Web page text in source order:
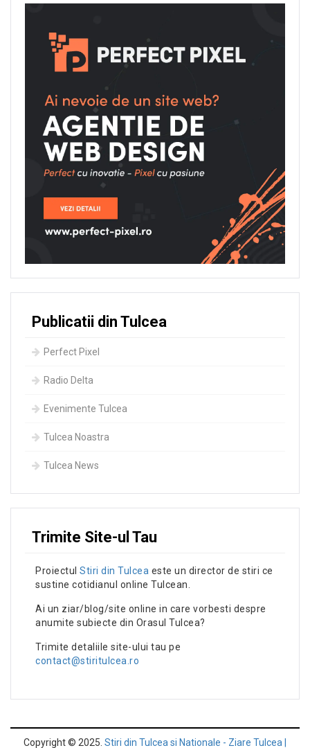
Publicatii din Tulcea
Perfect Pixel
Radio Delta
Evenimente Tulcea
Tulcea Noastra
Tulcea News
Trimite Site-ul Tau
Proiectul Stiri din Tulcea este un director de stiri ce
sustine cotidianul online Tulcean.
Ai un ziar/blog/site online in care vorbesti despre
anumite subiecte din Orasul Tulcea?
Trimite detaliile site-ului tau pe
contact@stiritulcea.ro
Copyright © 2025. Stiri din Tulcea si Nationale - Ziare Tulcea |